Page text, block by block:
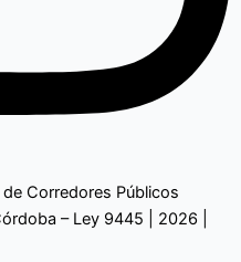
Corredores Públicos
– Ley 9445 | 2026 |